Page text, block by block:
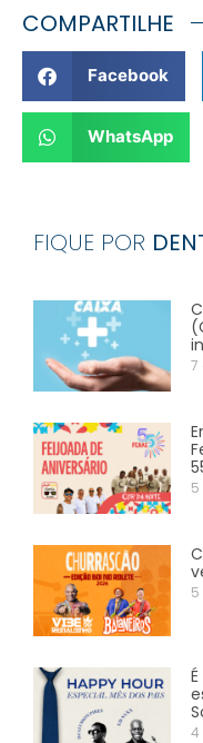
COMPARTILHE
Facebook
WhatsApp
FIQUE POR
7
4